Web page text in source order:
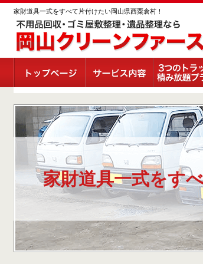
家財道具一式をすべて片付けたい岡山県西粟倉村！
家財道具一式をす